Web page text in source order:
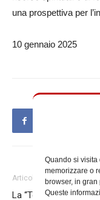
Quando si visita
memorizzare o
browser, in gran
Queste
una prospettiva per
10 gennaio 2025
Articolo precedente
La “Tosca” per gli